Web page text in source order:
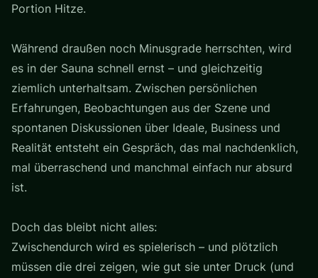
Portion Hitze.
Während draußen noch Minusgrade herrschten, wird
es in der Sauna schnell ernst – und gleichzeitig
ziemlich unterhaltsam. Zwischen persönlichen
Erfahrungen, Beobachtungen aus der Szene und
spontanen Diskussionen über Ideale, Business und
Realität entsteht ein Gespräch, das mal nachdenklich,
mal überraschend und manchmal einfach nur absurd
ist.
Doch das bleibt nicht alles:
Zwischendurch wird es spielerisch – und plötzlich
müssen die drei zeigen, wie gut sie unter Druck (und